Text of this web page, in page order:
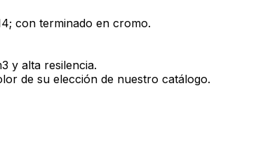
con terminado en cromo.
y alta resilencia.
de su elección de nuestro catálogo.